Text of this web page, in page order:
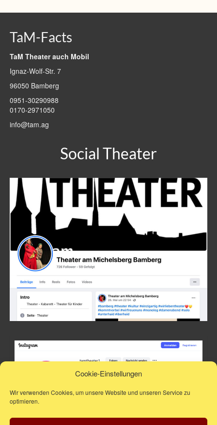
Cookie-Einstellungen
Wir verwenden Cookies, um unsere Website und unseren Service zu
optimieren.
TaM-Facts
TaM Theater auch Mobil
Ignaz-Wolf-Str. 7
96050 Bamberg
0951-30290988
0170-2971050
info@tam.ag
Social Theater